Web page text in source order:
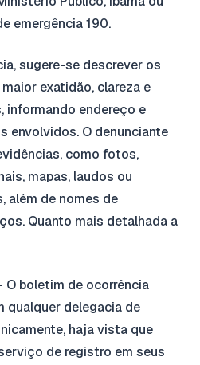
emergência 190.
sugere-se descrever os
exatidão, clareza e
endereço e
envolvidos. O denunciante
como fotos,
mapas, laudos ou
além de nomes de
Quanto mais detalhada a
O boletim de ocorrência
qualquer delegacia de
haja vista que
de registro em seus